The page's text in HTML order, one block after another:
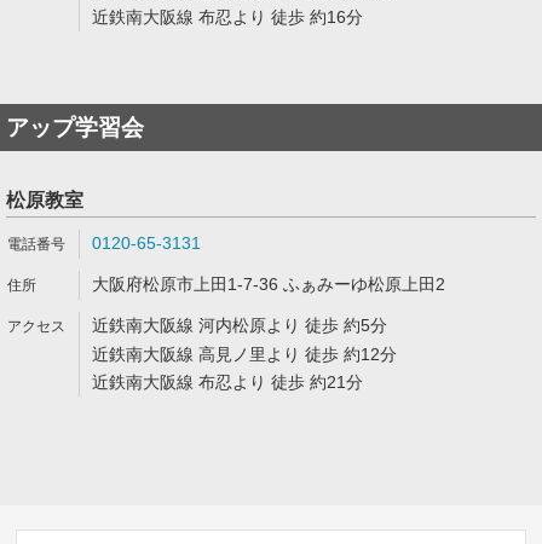
近鉄南大阪線 布忍より 徒歩 約16分
アップ学習会
松原教室
0120-65-3131
大阪府松原市上田1-7-36 ふぁみーゆ松原上田2
近鉄南大阪線 河内松原より 徒歩 約5分
近鉄南大阪線 高見ノ里より 徒歩 約12分
近鉄南大阪線 布忍より 徒歩 約21分